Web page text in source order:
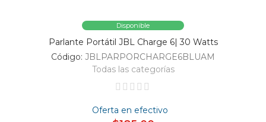
Disponible
Parlante Portátil JBL Charge 6| 30 Watts
Código: JBLPARPORCHARGE6BLUAM
Todas las categorías
Oferta en efectivo